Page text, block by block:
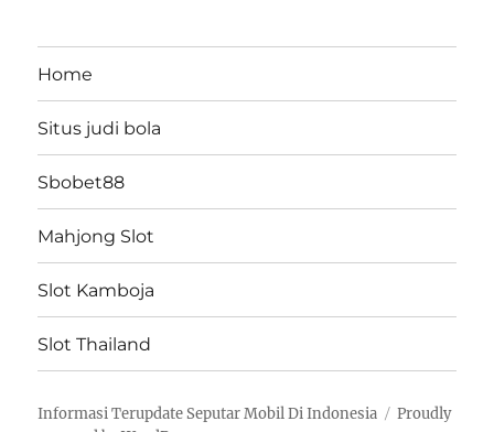
Home
Situs judi bola
Sbobet88
Mahjong Slot
Slot Kamboja
Slot Thailand
Informasi Terupdate Seputar Mobil Di Indonesia
Proudly